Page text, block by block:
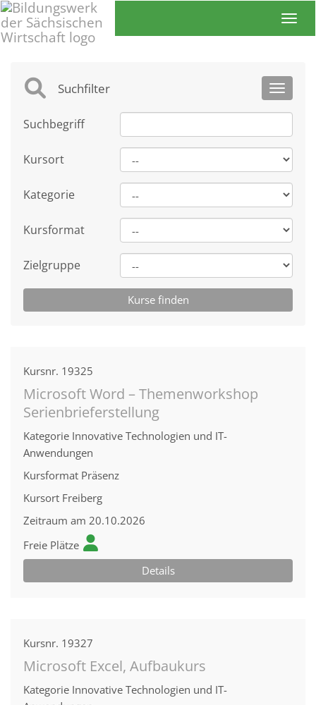
Toggle
Suchfilter
Suchbegriff
Kursort
Kategorie
Kursformat
Zielgruppe
Kursnr. 19325
Microsoft Word – Themenworkshop
Serienbrieferstellung
Kategorie Innovative Technologien und IT-
Anwendungen
Kursformat Präsenz
Kursort Freiberg
Zeitraum am 20.10.2026
Freie Plätze
Details
Kursnr. 19327
Microsoft Excel, Aufbaukurs
Kategorie Innovative Technologien und IT-